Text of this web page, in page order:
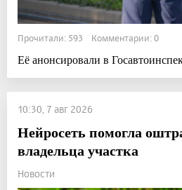
Прочитали: 593 Комментарии: 0
Её анонсировали в
10:30, 7 авг 2026
Нейросеть помогла
владельца участка
Новости